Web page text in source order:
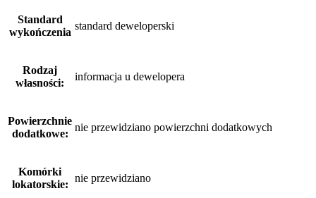
Standard
wykończenia
standard deweloperski
Rodzaj
własności:
informacja u dewelopera
Powierzchnie
dodatkowe:
nie przewidziano powierzchni dodatkowych
Komórki
lokatorskie:
nie przewidziano